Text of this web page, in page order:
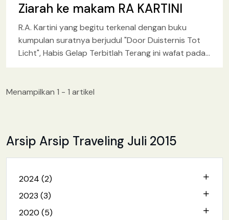
Ziarah ke makam RA KARTINI
R.A. Kartini yang begitu terkenal dengan buku
kumpulan suratnya berjudul "Door Duisternis Tot
Licht", Habis Gelap Terbitlah Terang ini wafat pada
Menampilkan 1 - 1 artikel
Arsip Arsip Traveling Juli 2015
2024 (2)
2023 (3)
2020 (5)